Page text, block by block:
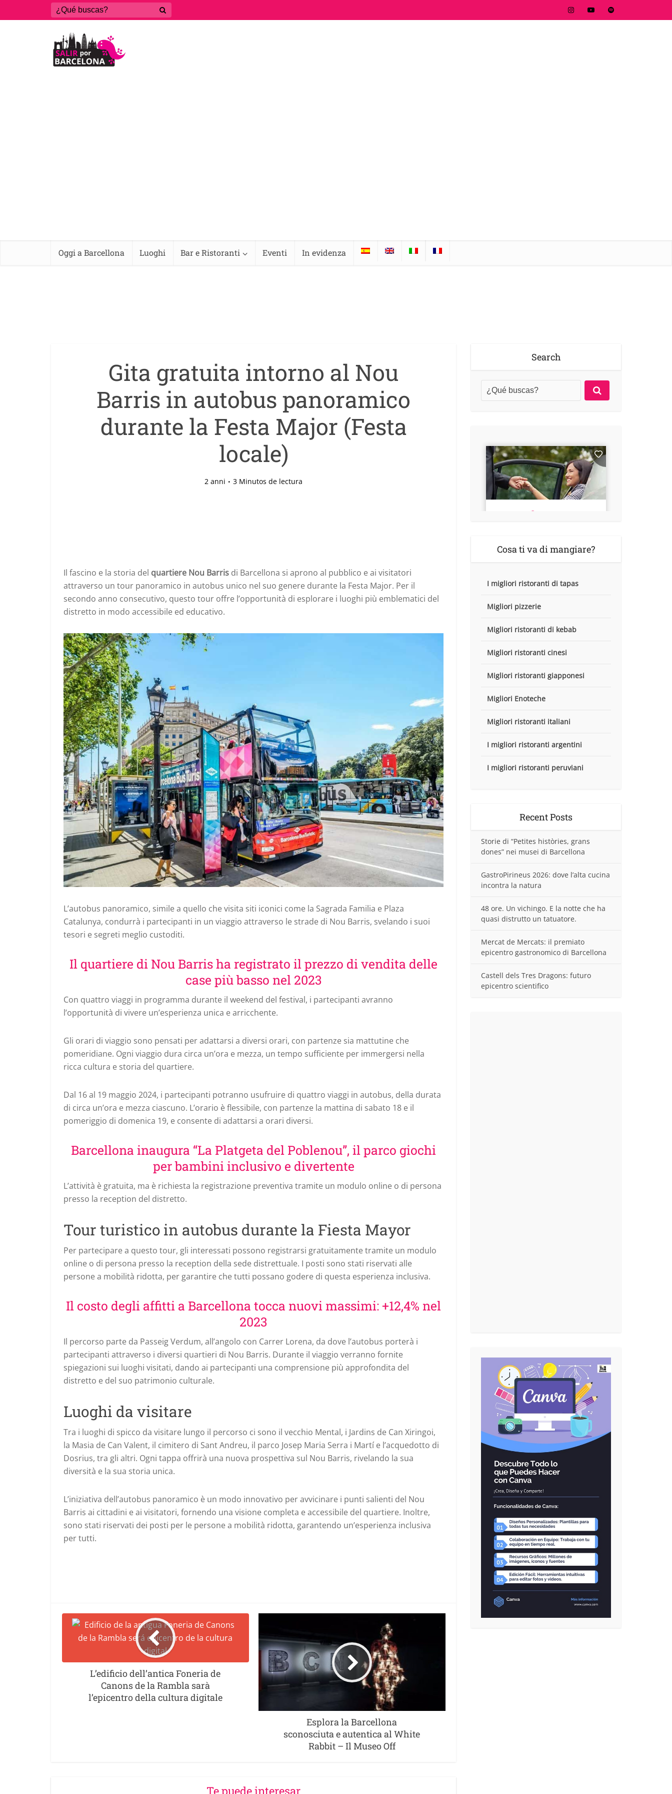
Oggi a Barcellona Luoghi Bar e Ristoranti Eventi In evidenza
Gita gratuita intorno al Nou
Barris in autobus panoramico
durante la Festa Major (Festa
locale)
2 anni 3 Minutos de lectura
Il fascino e la storia del quartiere Nou Barris di Barcellona si aprono al pubblico e ai visitatori
attraverso un tour panoramico in autobus unico nel suo genere durante la Festa Major. Per il
secondo anno consecutivo, questo tour offre l’opportunità di esplorare i luoghi più emblematici del
distretto in modo accessibile ed educativo.
L’autobus panoramico, simile a quello che visita siti iconici come la Sagrada Familia e Plaza
Catalunya, condurrà i partecipanti in un viaggio attraverso le strade di Nou Barris, svelando i suoi
tesori e segreti meglio custoditi.
Il quartiere di Nou Barris ha registrato il prezzo di vendita delle
case più basso nel 2023
Con quattro viaggi in programma durante il weekend del festival, i partecipanti avranno
l’opportunità di vivere un’esperienza unica e arricchente.
Gli orari di viaggio sono pensati per adattarsi a diversi orari, con partenze sia mattutine che
pomeridiane. Ogni viaggio dura circa un’ora e mezza, un tempo sufficiente per immergersi nella
ricca cultura e storia del quartiere.
Dal 16 al 19 maggio 2024, i partecipanti potranno usufruire di quattro viaggi in autobus, della durata
di circa un’ora e mezza ciascuno. L’orario è flessibile, con partenze la mattina di sabato 18 e il
pomeriggio di domenica 19, e consente di adattarsi a orari diversi.
Barcellona inaugura “La Platgeta del Poblenou”, il parco giochi
per bambini inclusivo e divertente
L’attività è gratuita, ma è richiesta la registrazione preventiva tramite un modulo online o di persona
presso la reception del distretto.
Tour turistico in autobus durante la Fiesta Mayor
Per partecipare a questo tour, gli interessati possono registrarsi gratuitamente tramite un modulo
online o di persona presso la reception della sede distrettuale. I posti sono stati riservati alle
persone a mobilità ridotta, per garantire che tutti possano godere di questa esperienza inclusiva.
Il costo degli affitti a Barcellona tocca nuovi massimi: +12,4% nel
2023
Il percorso parte da Passeig Verdum, all’angolo con Carrer Lorena, da dove l’autobus porterà i
partecipanti attraverso i diversi quartieri di Nou Barris. Durante il viaggio verranno fornite
spiegazioni sui luoghi visitati, dando ai partecipanti una comprensione più approfondita del
distretto e del suo patrimonio culturale.
Luoghi da visitare
Tra i luoghi di spicco da visitare lungo il percorso ci sono il vecchio Mental, i Jardins de Can Xiringoi,
la Masia de Can Valent, il cimitero di Sant Andreu, il parco Josep Maria Serra i Martí e l’acquedotto di
Dosrius, tra gli altri. Ogni tappa offrirà una nuova prospettiva sul Nou Barris, rivelando la sua
diversità e la sua storia unica.
L’iniziativa dell’autobus panoramico è un modo innovativo per avvicinare i punti salienti del Nou
Barris ai cittadini e ai visitatori, fornendo una visione completa e accessibile del quartiere. Inoltre,
sono stati riservati dei posti per le persone a mobilità ridotta, garantendo un’esperienza inclusiva
per tutti.
L’edificio dell’antica Foneria de
Canons de la Rambla sarà
l’epicentro della cultura digitale
Esplora la Barcellona
sconosciuta e autentica al White
Rabbit – Il Museo Off
Te puede interesar
Search
Cosa ti va di mangiare?
I migliori ristoranti di tapas
Migliori pizzerie
Migliori ristoranti di kebab
Migliori ristoranti cinesi
Migliori ristoranti giapponesi
Migliori Enoteche
Migliori ristoranti italiani
I migliori ristoranti argentini
I migliori ristoranti peruviani
Recent Posts
Storie di “Petites històries, grans
dones” nei musei di Barcellona
GastroPirineus 2026: dove l’alta cucina
incontra la natura
48 ore. Un vichingo. E la notte che ha
quasi distrutto un tatuatore.
Mercat de Mercats: il premiato
epicentro gastronomico di Barcellona
Castell dels Tres Dragons: futuro
epicentro scientifico